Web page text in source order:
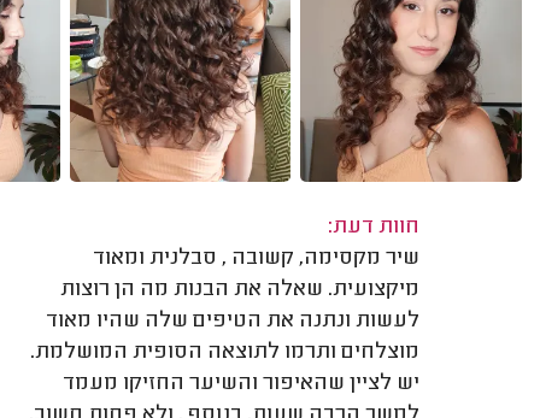
חוות דעת:
שיר מקסימה, קשובה , סבלנית ומאוד
מיקצועית. שאלה את הבנות מה הן רוצות
לעשות ונתנה את הטיפים שלה שהיו מאוד
מוצלחים ותרמו לתוצאה הסופית המושלמת.
יש לציין שהאיפור והשיער החזיקו מעמד